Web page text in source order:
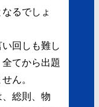
るでしょ
回しも難し
てから出題
ん。
総則、物